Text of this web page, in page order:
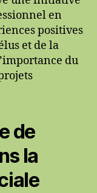
en
positives
et de la
du
de
la